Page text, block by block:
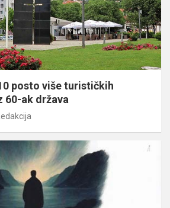
posto više turističkih
60-ak država